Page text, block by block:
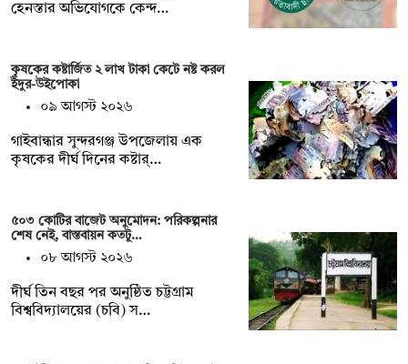
হেনস্তার অভিযোগকে কেন্দ…
কৃষকের কষ্টার্জিত ২ লাখ টাকা কেটে নষ্ট করল
ইঁদুর-উইপোকা
০৯ আগস্ট ২০২৬
গাইবান্ধার সুন্দরগঞ্জ উপজেলায় এক
কৃষকের দীর্ঘ দিনের কষ্টার্…
৫০৩ কোটির বাজেট অনুমোদন: পরিকল্পনার
শেষ নেই, বাস্তবায়ন কতটু…
০৮ আগস্ট ২০২৬
দীর্ঘ তিন বছর পর অনুষ্ঠিত চট্টগ্রাম
বিশ্ববিদ্যালয়ের (চবি) স…